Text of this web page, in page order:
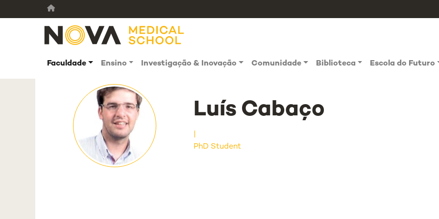
Faculdade Ensino Investigação & Inovação Comunidade Biblioteca Escola do Futuro
Luís Cabaço
PhD Student